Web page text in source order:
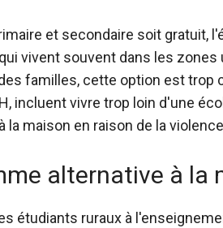
et secondaire soit gratuit,
vivent souvent dans les
familles, cette option est trop
incluent vivre trop loin d'une
la maison en raison de la
alternative à la
étudiants ruraux à